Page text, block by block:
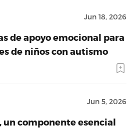
Jun 18, 2026
de apoyo emocional para
de niños con autismo
Jun 5, 2026
un componente esencial